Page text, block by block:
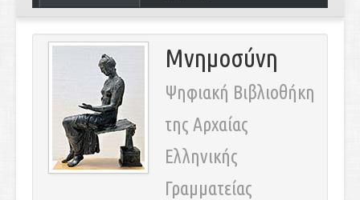
Μνημοσύνη
Ψηφιακή Βιβλιοθήκη
της Αρχαίας
Ελληνικής
Γραμματείας